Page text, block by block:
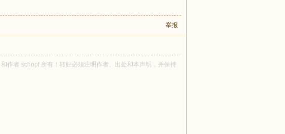
举报
作者 schopf 所有！转贴必须注明作者、出处和本声明，并保持